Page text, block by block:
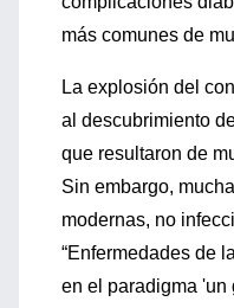
más comunes de
La explosión del
al descubrimiento
que resultaron de
Sin embargo,
modernas, no
“Enfermedades de
en el paradigma 'un